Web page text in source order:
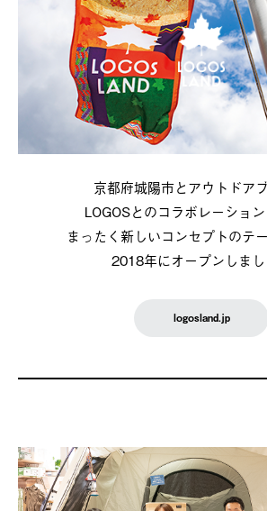
京都府城陽市とアウトドア
LOGOSとのコラボレーション
まったく新しいコンセプトのテ
2018年にオープンしまし
logosland.jp